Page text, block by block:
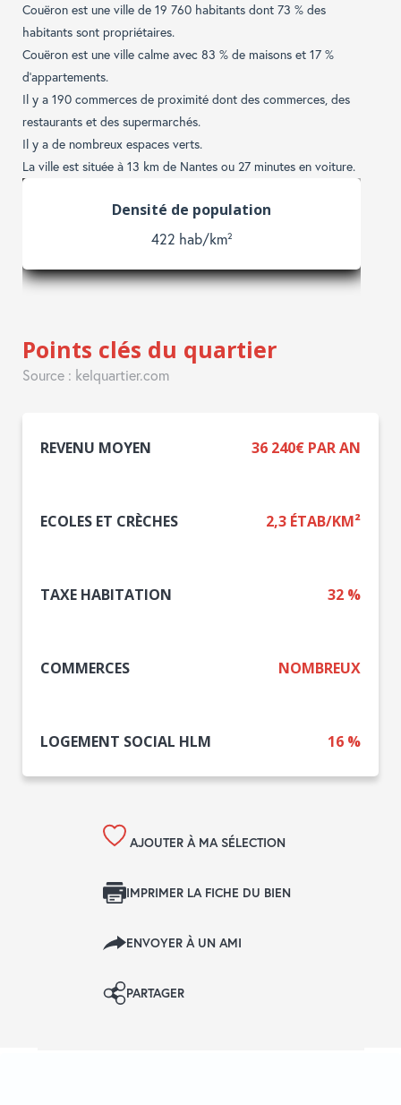
Points clés du quartier
Source : kelquartier.com
REVENU MOYEN 36 240€ PAR AN
ECOLES ET CRÈCHES 2,3 ÉTAB/KM²
TAXE HABITATION 32 %
COMMERCES NOMBREUX
LOGEMENT SOCIAL HLM 16 %
Couëron est une ville de 19 760 habitants dont 73 % des
habitants sont propriétaires.
Couëron est une ville calme avec 83 % de maisons et 17 %
d'appartements.
Il y a 190 commerces de proximité dont des commerces, des
restaurants et des supermarchés.
Il y a de nombreux espaces verts.
La ville est située à 13 km de Nantes ou 27 minutes en voiture.
Enfants et adolescents
27 %
AJOUTER À MA SÉLECTION
IMPRIMER LA FICHE DU BIEN
ENVOYER À UN AMI
PARTAGER